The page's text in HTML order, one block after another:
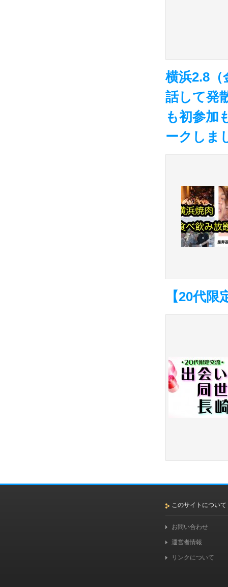
横浜2.8
話して発
も初参加
ークしま
【20代
このサイトについて
お問い合わせ
運営者情報
リンクについて